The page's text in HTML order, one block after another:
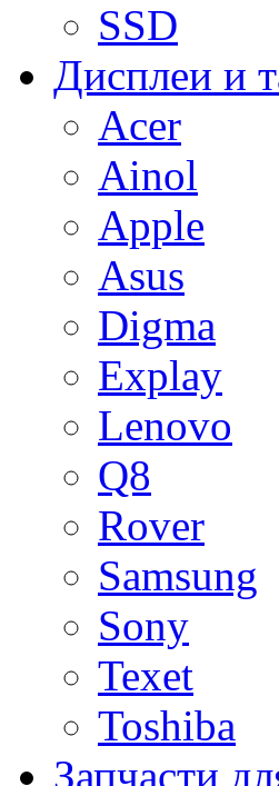
SSD
Дисплеи и
Acer
Ainol
Apple
Asus
Digma
Explay
Lenovo
Q8
Rover
Samsung
Sony
Texet
Toshiba
Запчасти